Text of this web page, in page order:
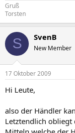
Gruß
Torsten
S SvenB
New Member
17 Oktober 2009
Hi Leute,
also der Händler
Letztendlich obliegt